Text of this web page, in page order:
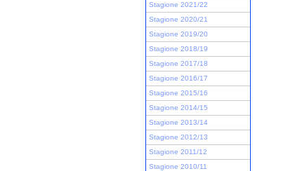
Stagione 2021/22
Stagione 2020/21
Stagione 2019/20
Stagione 2018/19
Stagione 2017/18
Stagione 2016/17
Stagione 2015/16
Stagione 2014/15
Stagione 2013/14
Stagione 2012/13
Stagione 2011/12
Stagione 2010/11